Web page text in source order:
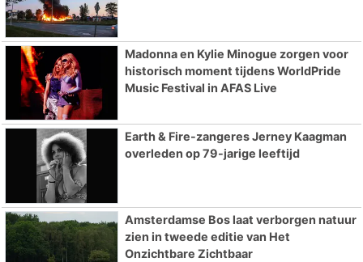
Madonna en Kylie Minogue zorgen voor
historisch moment tijdens WorldPride
Music Festival in AFAS Live
Earth & Fire-zangeres Jerney Kaagman
overleden op 79-jarige leeftijd
Amsterdamse Bos laat verborgen natuur
zien in tweede editie van Het
Onzichtbare Zichtbaar